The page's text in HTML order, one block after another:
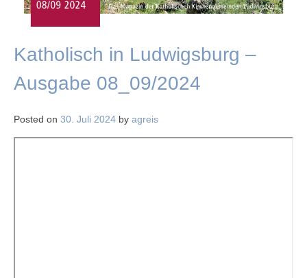
Katholisch in Ludwigsburg –
Ausgabe 08_09/2024
Posted on 30. Juli 2024 by agreis